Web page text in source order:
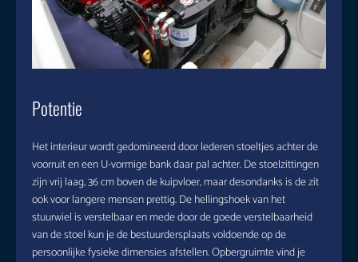
Potentie
Het interieur wordt gedomineerd door lederen stoeltjes achter de
voorruit en een U-vormige bank daar pal achter. De stoelzittingen
zijn vrij laag, 36 cm boven de kuipvloer, maar desondanks is de zit
ook voor langere mensen prettig. De hellingshoek van het
stuurwiel is verstelbaar en mede door de goede verstelbaarheid
van de stoel kun je de bestuurdersplaats voldoende op de
persoonlijke fysieke dimensies afstellen. Opbergruimte vind je